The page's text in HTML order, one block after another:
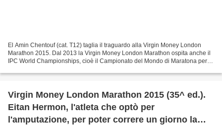
El Amin Chentouf (cat. T12) taglia il traguardo alla Virgin Money London
Marathon 2015. Dal 2013 la Virgin Money London Marathon ospita anche il
IPC World Championships, cioè il Campionato del Mondo di Maratona per le
Virgin Money London Marathon 2015 (35^ ed.).
Eitan Hermon, l'atleta che optò per
l'amputazione, per poter correre un giorno la